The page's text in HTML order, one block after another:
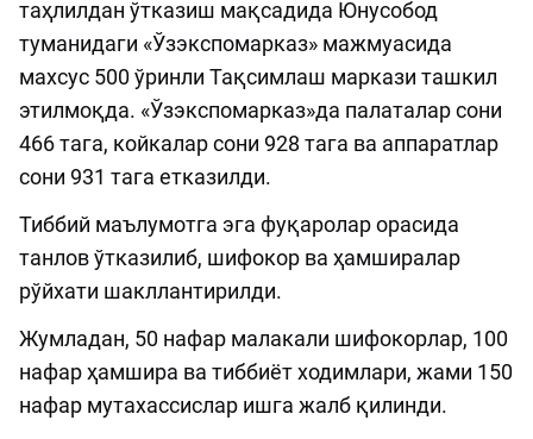
таҳлилдан ўтказиш мақсадида Юнусобод
туманидаги «Ўзэкспомарказ» мажмуасида
махсус 500 ўринли Тақсимлаш маркази ташкил
этилмоқда. «Ўзэкспомарказ»да палаталар сони
466 тага, койкалар сони 928 тага ва аппаратлар
сони 931 тага етказилди.
Тиббий маълумотга эга фуқаролар орасида
танлов ўтказилиб, шифокор ва ҳамширалар
рўйхати шакллантирилди.
Жумладан, 50 нафар малакали шифокорлар, 100
нафар ҳамшира ва тиббиёт ходимлари, жами 150
нафар мутахассислар ишга жалб қилинди.